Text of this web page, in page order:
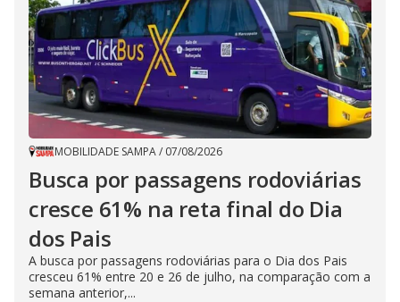
MOBILIDADE SAMPA/ 07/08/2026
Busca por passagens rodoviárias
cresce 61% na reta final do Dia
dos Pais
A busca por passagens rodoviárias para o Dia dos Pais
cresceu 61% entre 20 e 26 de julho, na comparação com a
semana anterior,...